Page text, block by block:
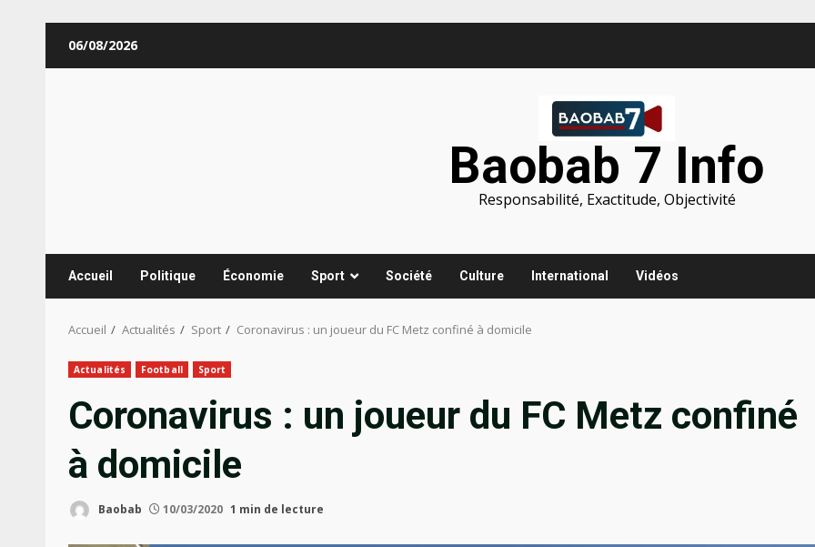
06/08/2026
Baobab 7 Info
Responsabilité, Exactitude, Objectivité
Accueil Politique Économie Sport Société Culture International Vidéos
Accueil Actualités Sport Coronavirus : un joueur du FC Metz confiné à domicile
Actualités Football Sport
Coronavirus : un joueur du FC Metz confiné
à domicile
Baobab 10/03/2020 1 min de lecture